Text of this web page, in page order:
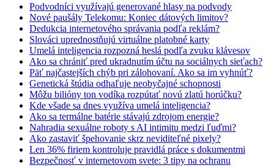
Podvodníci využívajú generované hlasy na podvody
Nové paušály Telekomu: Koniec dátových limitov?
Dedukcia internetového správania podľa reklám?
Slováci uprednostňujú virtuálne platobné karty
Umelá inteligencia rozpozná heslá podľa zvuku klávesov
Ako sa chrániť pred ukradnutím účtu na sociálnych sieťach?
Päť najčastejších chýb pri zálohovaní. Ako sa im vyhnúť?
Genetická štúdia odhaľuje neobyčajné schopnosti
Môžu bilióny ton vodíka rozpútať novú zlatú horúčku?
Kde všade sa dnes využíva umelá inteligencia?
Ako sa termálne batérie stávajú zdrojom energie?
Nahradia sexuálne roboty s AI intimitu medzi ľuďmi?
Ako zastaviť špehovanie skrz neviditeľné pixely?
Len 36% firiem kontroluje pravidlá práce s dokumentmi
Bezpečnosť v internetovom svete: 3 tipy na ochranu